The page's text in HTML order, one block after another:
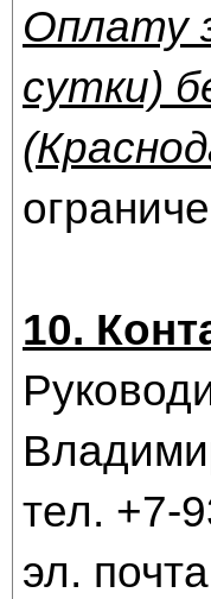
Оплату
сутки)
10.
тел. +7-
эл.